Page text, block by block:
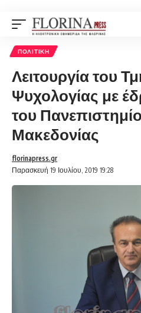
ΠΟΛΙΤΙΚΉ
Λειτουργία του
Ψυχολογίας με
του
Μακεδονίας
Παρασκευή 19 Ιουλίου, 2019 19:28
florinapress.gr